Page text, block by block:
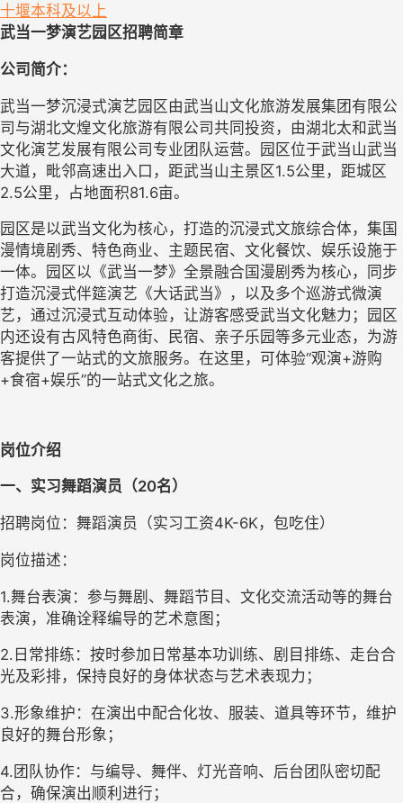
十堰本科及以上
武当一梦演艺园区招聘简章
公司简介：
武当一梦沉浸式演艺园区由武当山文化旅游发展集团有限公
司与湖北文煌文化旅游有限公司共同投资，由湖北太和武当
文化演艺发展有限公司专业团队运营。园区位于武当山武当
大道，毗邻高速出入口，距武当山主景区1.5公里，距城区
2.5公里，占地面积81.6亩。
园区是以武当文化为核心，打造的沉浸式文旅综合体，集国
漫情境剧秀、特色商业、主题民宿、文化餐饮、娱乐设施于
一体。园区以《武当一梦》全景融合国漫剧秀为核心，同步
打造沉浸式伴筵演艺《大话武当》，以及多个巡游式微演
艺，通过沉浸式互动体验，让游客感受武当文化魅力；园区
内还设有古风特色商街、民宿、亲子乐园等多元业态，为游
客提供了一站式的文旅服务。在这里，可体验“观演+游购
+食宿+娱乐”的一站式文化之旅。
岗位介绍
一、 实习舞蹈演员 （20名）
招聘岗位：舞蹈演员（实习工资4K-6K，包吃住）
岗位描述：
1.舞台表演：参与舞剧、舞蹈节目、文化交流活动等的舞台
表演，准确诠释编导的艺术意图；
2. 日常排练：按时参加日常基本功训练、剧目排练、走台合
光及彩排，保持良好的身体状态与艺术表现力；
3.形象维护：在演出中配合化妆、服装、道具等环节，维护
良好的舞台形象；
4.团队协作：与编导、舞伴、灯光音响、后台团队密切配
合，确保演出顺利进行；